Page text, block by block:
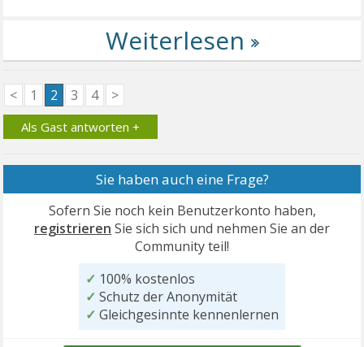
< 1 2 3 4 >
Als Gast antworten +
Sie haben auch eine Frage?
Sofern Sie noch kein Benutzerkonto haben,
registrieren Sie sich sich und nehmen Sie an der
Community teil!
✓ 100% kostenlos
✓ Schutz der Anonymität
✓ Gleichgesinnte kennenlernen